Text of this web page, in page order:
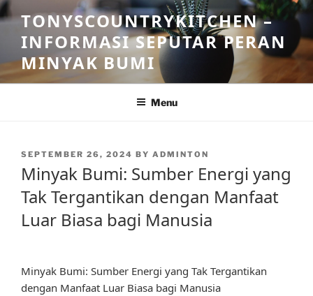
Skip
to
content
TONYSCOUNTRYKITCHEN –
INFORMASI SEPUTAR PERAN
MINYAK BUMI
Menu
POSTED
SEPTEMBER 26, 2024 BY ADMINTON
Minyak Bumi: Sumber Energi yang
Tak Tergantikan dengan Manfaat
Luar Biasa bagi Manusia
Minyak Bumi: Sumber Energi yang Tak Tergantikan
dengan Manfaat Luar Biasa bagi Manusia